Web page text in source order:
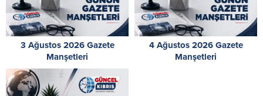
3 Ağustos 2026 Gazete
Manşetleri
4 Ağustos 2026 Gazete
Manşetleri